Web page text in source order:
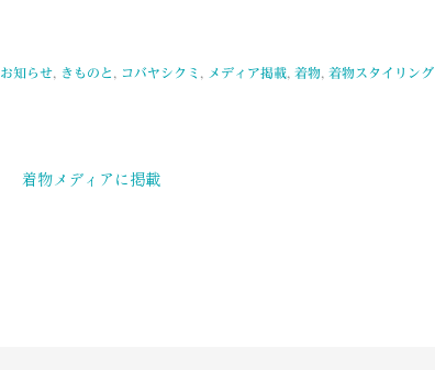
お知らせ, きものと , コバヤシクミ , メディア掲載, 着物, 着物スタイリング
着物メディアに掲載